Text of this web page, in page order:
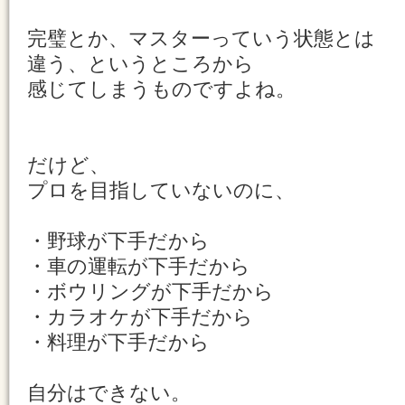
完璧とか、マスターっていう状態とは
違う、というところから
感じてしまうものですよね。
だけど、
プロを目指していないのに、
・野球が下手だから
・車の運転が下手だから
・ボウリングが下手だから
・カラオケが下手だから
・料理が下手だから
自分はできない。